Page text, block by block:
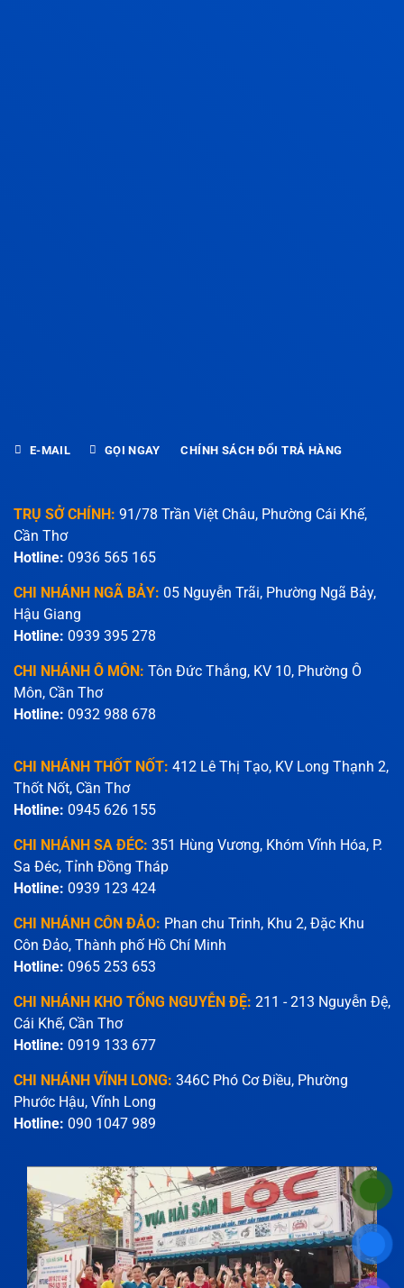
TRỤ SỞ CHÍNH: 91/78 Trần Việt Châu, Phường Cái Khế,
Cần Thơ
Hotline: 0936 565 165
CHI NHÁNH NGÃ BẢY: 05 Nguyễn Trãi, Phường Ngã Bảy,
Hậu Giang
Hotline: 0939 395 278
CHI NHÁNH Ô MÔN: Tôn Đức Thắng, KV 10, Phường Ô
Môn, Cần Thơ
Hotline: 0932 988 678
CHI NHÁNH THỐT NỐT: 412 Lê Thị Tạo, KV Long Thạnh 2,
Thốt Nốt, Cần Thơ
Hotline: 0945 626 155
CHI NHÁNH SA ĐÉC: 351 Hùng Vương, Khóm Vĩnh Hóa, P.
Sa Đéc, Tỉnh Đồng Tháp
Hotline: 0939 123 424
CHI NHÁNH CÔN ĐẢO: Phan chu Trinh, Khu 2, Đặc Khu
Côn Đảo, Thành phố Hồ Chí Minh
Hotline: 0965 253 653
CHI NHÁNH KHO TỔNG NGUYỄN ĐỆ: 211 - 213 Nguyễn Đệ,
Cái Khế, Cần Thơ
Hotline: 0919 133 677
CHI NHÁNH VĨNH LONG: 346C Phó Cơ Điều, Phường
Phước Hậu, Vĩnh Long
Hotline: 090 1047 989
E-MAIL GỌI NGAY CHÍNH SÁCH ĐỔI TRẢ HÀNG